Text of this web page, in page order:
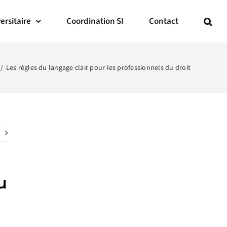
Coordination SI Contact
Les règles du langage clair pour les professionnels du droit